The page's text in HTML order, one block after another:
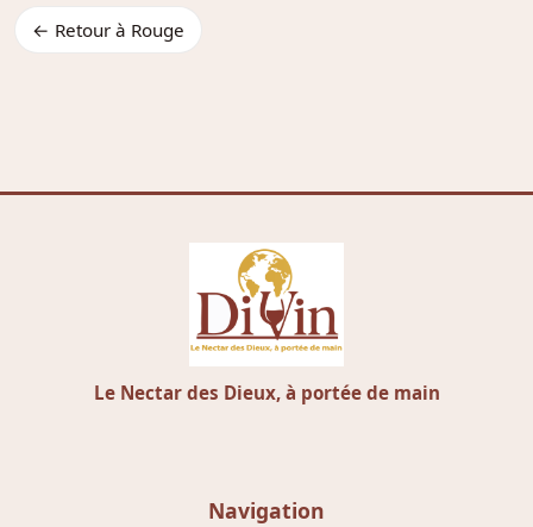
← Retour à Rouge
Le Nectar des Dieux, à portée de main
Navigation